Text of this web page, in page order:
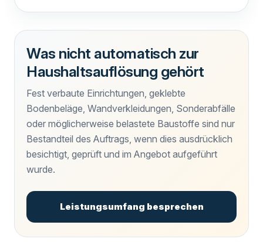
Was nicht automatisch zur
Haushaltsauflösung gehört
Fest verbaute Einrichtungen, geklebte
Bodenbeläge, Wandverkleidungen, Sonderabfälle
oder möglicherweise belastete Baustoffe sind nur
Bestandteil des Auftrags, wenn dies ausdrücklich
besichtigt, geprüft und im Angebot aufgeführt
wurde.
Leistungsumfang besprechen